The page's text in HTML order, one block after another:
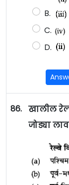
B.
C.
D.
86. खालील
जोड्या